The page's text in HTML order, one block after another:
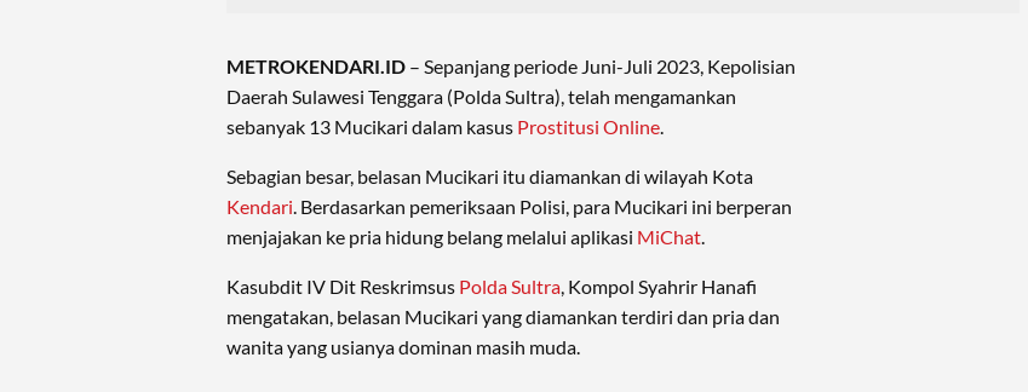
METROKENDARI.ID – Sepanjang periode Juni-Juli 2023, Kepolisian
Daerah Sulawesi Tenggara (Polda Sultra), telah mengamankan
sebanyak 13 Mucikari dalam kasus Prostitusi Online
Sebagian besar, belasan Mucikari itu diamankan di wilayah Kota
Kendari . Berdasarkan pemeriksaan Polisi, para Mucikari ini berperan
menjajakan ke pria hidung belang melalui aplikasi MiChat
Kasubdit IV Dit Reskrimsus Polda Sultra , Kompol Syahrir Hanafi
mengatakan, belasan Mucikari yang diamankan terdiri dan pria dan
wanita yang usianya dominan masih muda.